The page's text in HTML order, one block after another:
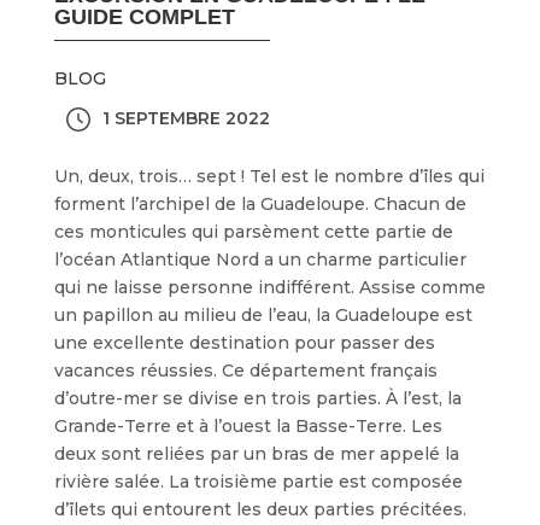
GUIDE COMPLET
BLOG
1 SEPTEMBRE 2022
Un, deux, trois… sept ! Tel est le nombre d’îles qui
forment l’archipel de la Guadeloupe. Chacun de
ces monticules qui parsèment cette partie de
l’océan Atlantique Nord a un charme particulier
qui ne laisse personne indifférent. Assise comme
un papillon au milieu de l’eau, la Guadeloupe est
une excellente destination pour passer des
vacances réussies. Ce département français
d’outre-mer se divise en trois parties. À l’est, la
Grande-Terre et à l’ouest la Basse-Terre. Les
deux sont reliées par un bras de mer appelé la
rivière salée. La troisième partie est composée
d’îlets qui entourent les deux parties précitées.